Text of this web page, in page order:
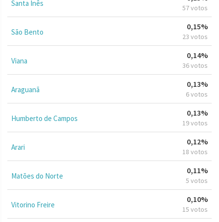
Santa Inês 57 votos
São Bento
0,15%
23 votos
Viana
0,14%
36 votos
Araguanã
0,13%
6 votos
Humberto de Campos
0,13%
19 votos
Arari
0,12%
18 votos
Matões do Norte
0,11%
5 votos
Vitorino Freire
0,10%
15 votos